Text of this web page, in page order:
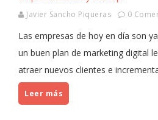
Javier Sancho Piqueras 0
Las empresas de hoy en día son
un buen plan de marketing digital
atraer nuevos clientes e
Leer más